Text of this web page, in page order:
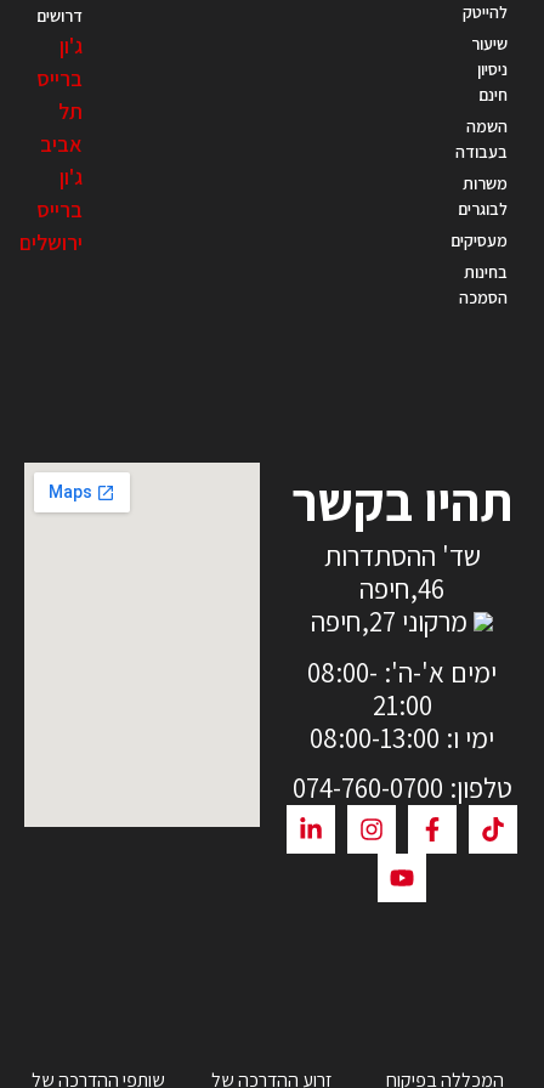
להייטק
שיעור
ניסיון
חינם
השמה
בעבודה
משרות
לבוגרים
מעסיקים
בחינות
הסמכה
דרושים
ג'ון
ברייס
תל
אביב
ג'ון
ברייס
ירושלים
תהיו בקשר
שד' ההסתדרות
46,חיפה
מרקוני 27,חיפה
ימים א'-ה': 08:00-
21:00
ימי ו: 08:00-13:00
טלפון: 074-760-0700
המכללה בפיקוח זרוע ההדרכה של שותפי ההדרכה של